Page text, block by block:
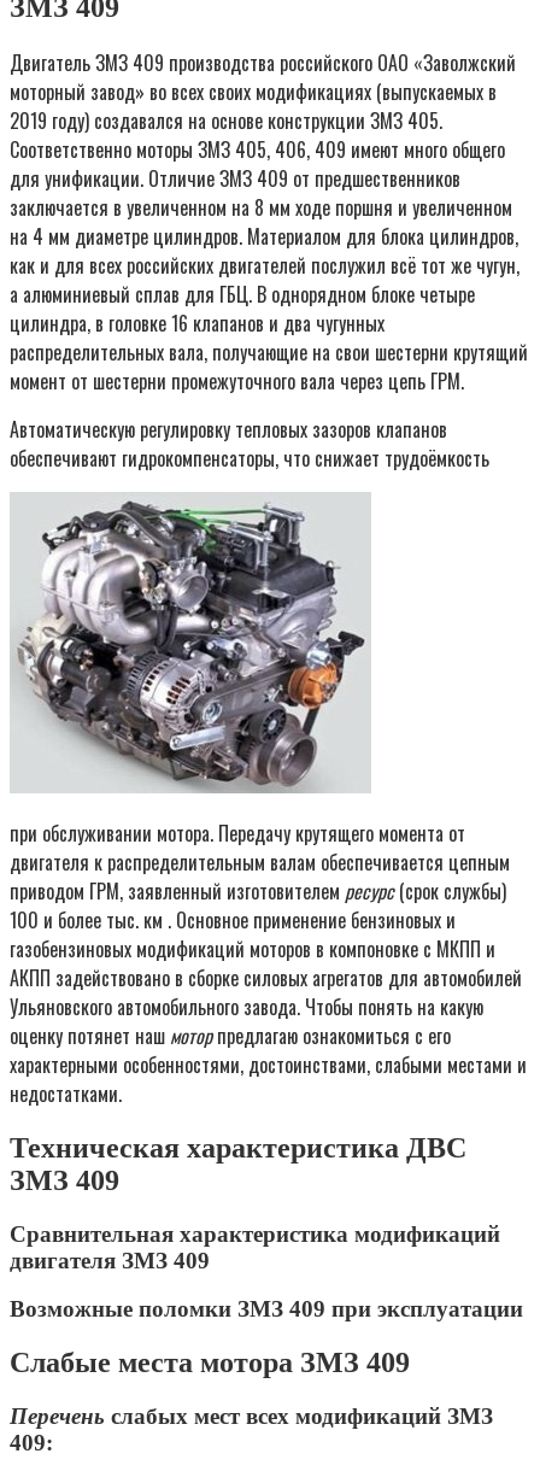
ЗМЗ 409
Двигатель ЗМЗ 409 производства российского ОАО «Заволжский
моторный завод» во всех своих модификациях (выпускаемых в
2019 году) создавался на основе конструкции ЗМЗ 405.
Соответственно моторы ЗМЗ 405, 406, 409 имеют много общего
для унификации. Отличие ЗМЗ 409 от предшественников
заключается в увеличенном на 8 мм ходе поршня и увеличенном
на 4 мм диаметре цилиндров. Материалом для блока цилиндров,
как и для всех российских двигателей послужил всё тот же чугун,
а алюминиевый сплав для ГБЦ. В однорядном блоке четыре
цилиндра, в головке 16 клапанов и два чугунных
распределительных вала, получающие на свои шестерни крутящий
момент от шестерни промежуточного вала через цепь ГРМ.
Автоматическую регулировку тепловых зазоров клапанов
обеспечивают гидрокомпенсаторы, что снижает трудоёмкость
при обслуживании мотора. Передачу крутящего момента от
двигателя к распределительным валам обеспечивается цепным
приводом ГРМ, заявленный изготовителем ресурс(срок службы)
100 и более тыс. км . Основное применение бензиновых и
газобензиновых модификаций моторов в компоновке с МКПП и
АКПП задействовано в сборке силовых агрегатов для автомобилей
Ульяновского автомобильного завода. Чтобы понять на какую
оценку потянет наш моторпредлагаю ознакомиться с его
характерными особенностями, достоинствами, слабыми местами и
недостатками.
Техническая характеристика ДВС
ЗМЗ 409
Сравнительная характеристика модификаций
двигателя ЗМЗ 409
Возможные поломки ЗМЗ 409 при эксплуатации
Слабые места мотора ЗМЗ 409
Перечень слабых мест всех модификаций ЗМЗ
409: